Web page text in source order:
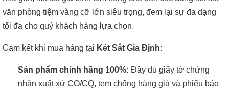
văn phòng tiệm vàng cỡ lớn siêu trọng, đem lại sự đa dạng
tối đa cho quý khách hàng lựa chọn.
Cam kết khi mua hàng tại Két Sắt Gia Định:
Sản phẩm chính hãng 100%: Đầy đủ giấy tờ chứng
nhận xuất xứ CO/CQ, tem chống hàng giả và phiếu bảo